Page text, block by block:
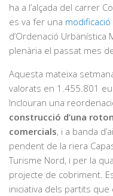
ha a l’alçada del carrer
es va fer una modificació
d’Ordenació Urbanística
plenària el passat mes
Aquesta mateixa
valorats en 1.455.801
Inclouran una
construcció d’una
comercials, i a banda
pendent de la riera
Turisme Nord, i per la
projecte de cobriment.
iniciativa dels partits